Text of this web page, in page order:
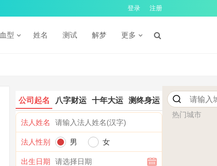
登录 注册
血型 姓名 测试 解梦 更多
公司起名 八字财运 十年大运 测终身运
法人姓名
法人性别 男 女
出生日期
热门城市